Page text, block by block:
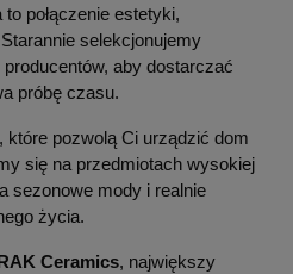
połączenie estetyki,
selekcjonujemy
aby dostarczać
próbę czasu.
które pozwolą Ci urządzić dom
się na przedmiotach wysokiej
sezonowe mody i realnie
życia.
Ceramics, największy